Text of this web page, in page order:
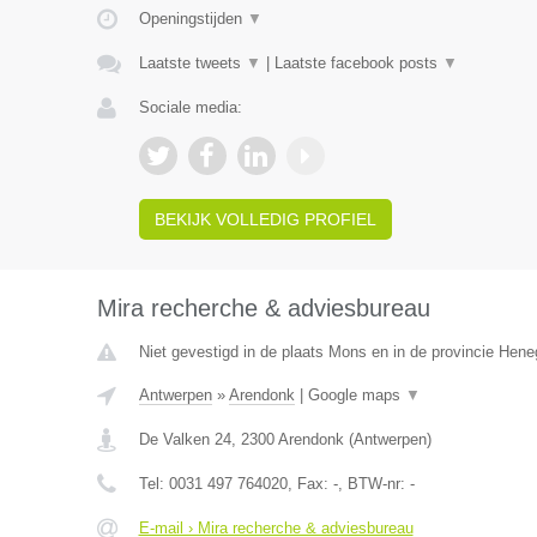
Openingstijden ▼
Laatste tweets ▼ Laatste facebook posts ▼
Sociale media:
BEKIJK VOLLEDIG PROFIEL
Mira recherche & adviesbureau
Niet gevestigd in de plaats Mons en in de provincie
Antwerpen» Arendonk| Google maps ▼
De Valken 24, 2300 Arendonk(Antwerpen)
Tel: 0031 497 764020, Fax: -, BTW-nr: -
E-mail › Mira recherche & adviesbureau